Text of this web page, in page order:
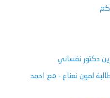
لمون نعناع - مع احمد